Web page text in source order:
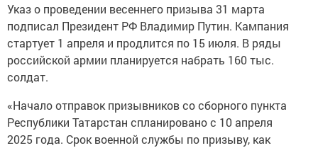
Указ о проведении весеннего призыва 31 марта
подписал Президент РФ Владимир Путин. Кампания
стартует 1 апреля и продлится по 15 июля. В ряды
российской армии планируется набрать 160 тыс.
солдат.
«Начало отправок призывников со сборного пункта
Республики Татарстан спланировано с 10 апреля
2025 года. Срок военной службы по призыву, как